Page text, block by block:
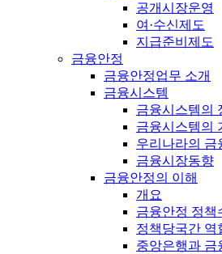
공개시장운영
여·수신제도
지급준비제도
금융안정
금융안정업무 소개
금융시스템
금융시스템의
금융시스템의
우리나라의 금
금융시장동향
금융안정의 이해
개요
금융안정 정책
정책당국간 역
중앙은행과 금